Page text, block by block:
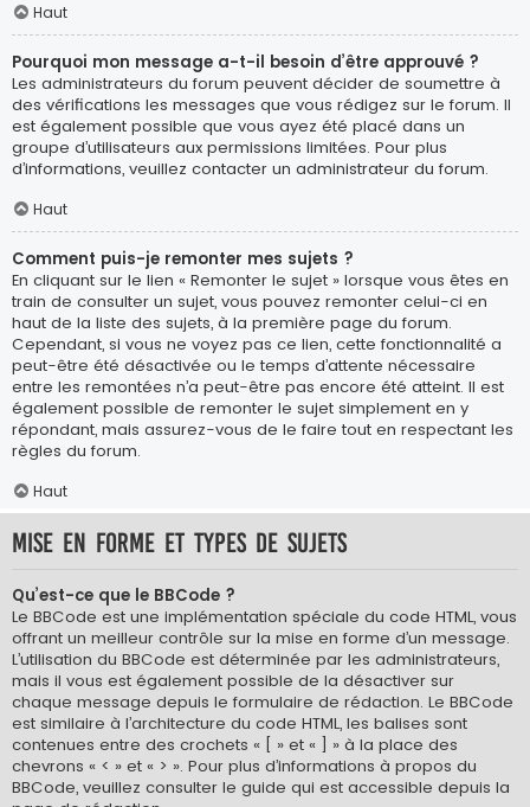
Haut
Pourquoi mon message a-t-il besoin d’être approuvé ?
Les administrateurs du forum peuvent décider de soumettre à
des vérifications les messages que vous rédigez sur le forum. Il
est également possible que vous ayez été placé dans un
groupe d’utilisateurs aux permissions limitées. Pour plus
d’informations, veuillez contacter un administrateur du forum.
Haut
Comment puis-je remonter mes sujets ?
En cliquant sur le lien « Remonter le sujet » lorsque vous êtes en
train de consulter un sujet, vous pouvez remonter celui-ci en
haut de la liste des sujets, à la première page du forum.
Cependant, si vous ne voyez pas ce lien, cette fonctionnalité a
peut-être été désactivée ou le temps d’attente nécessaire
entre les remontées n’a peut-être pas encore été atteint. Il est
également possible de remonter le sujet simplement en y
répondant, mais assurez-vous de le faire tout en respectant les
règles du forum.
Haut
Mise en forme et types de sujets
Qu’est-ce que le BBCode ?
Le BBCode est une implémentation spéciale du code HTML, vous
offrant un meilleur contrôle sur la mise en forme d’un message.
L’utilisation du BBCode est déterminée par les administrateurs,
mais il vous est également possible de la désactiver sur
chaque message depuis le formulaire de rédaction. Le BBCode
est similaire à l’architecture du code HTML, les balises sont
contenues entre des crochets « [ » et « ] » à la place des
chevrons « < » et « > ». Pour plus d’informations à propos du
BBCode, veuillez consulter le guide qui est accessible depuis la